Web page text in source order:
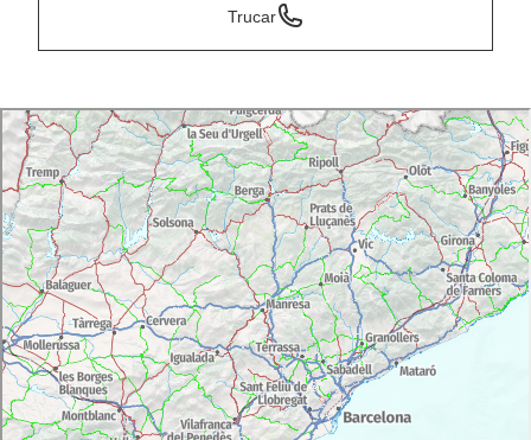
Trucar